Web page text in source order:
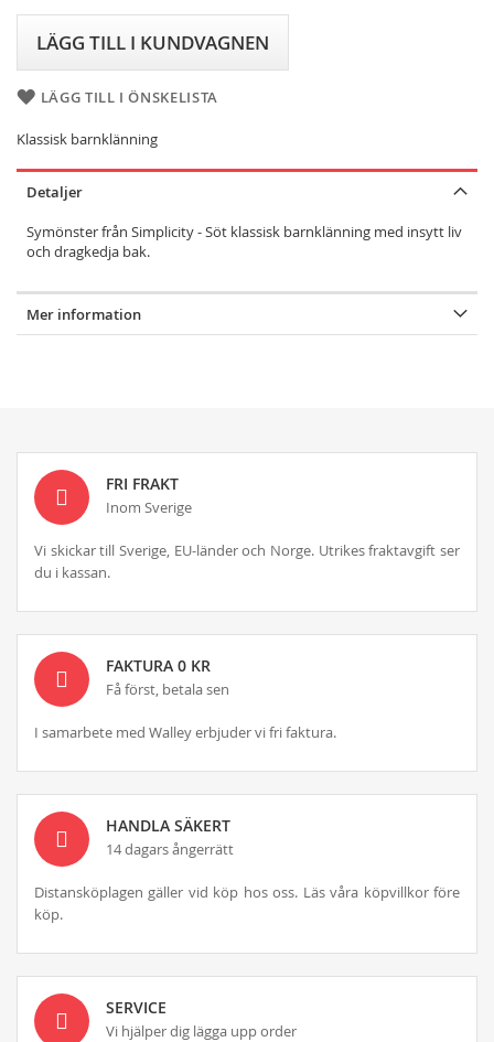
LÄGG TILL I KUNDVAGNEN
LÄGG TILL I ÖNSKELISTA
Klassisk barnklänning
Detaljer
Symönster från Simplicity - Söt klassisk barnklänning med insytt liv
och dragkedja bak.
Mer information
FRI FRAKT
Inom Sverige
Vi skickar till Sverige, EU-länder och Norge. Utrikes fraktavgift ser
du i kassan.
FAKTURA 0 KR
Få först, betala sen
I samarbete med Walley erbjuder vi fri faktura.
HANDLA SÄKERT
14 dagars ångerrätt
Distansköplagen gäller vid köp hos oss. Läs våra köpvillkor före
köp.
SERVICE
Vi hjälper dig lägga upp order